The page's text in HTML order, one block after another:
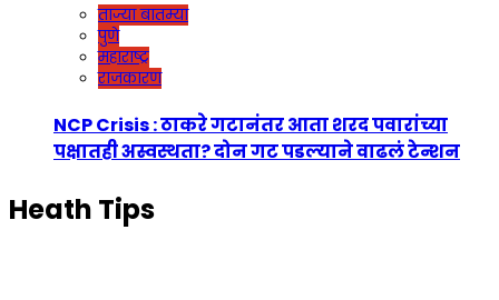
ताज्या बातम्या
पुणे
महाराष्ट्र
राजकारण
NCP Crisis : ठाकरे गटानंतर आता शरद पवारांच्या
पक्षातही अस्वस्थता? दोन गट पडल्याने वाढलं टेन्शन
Heath Tips